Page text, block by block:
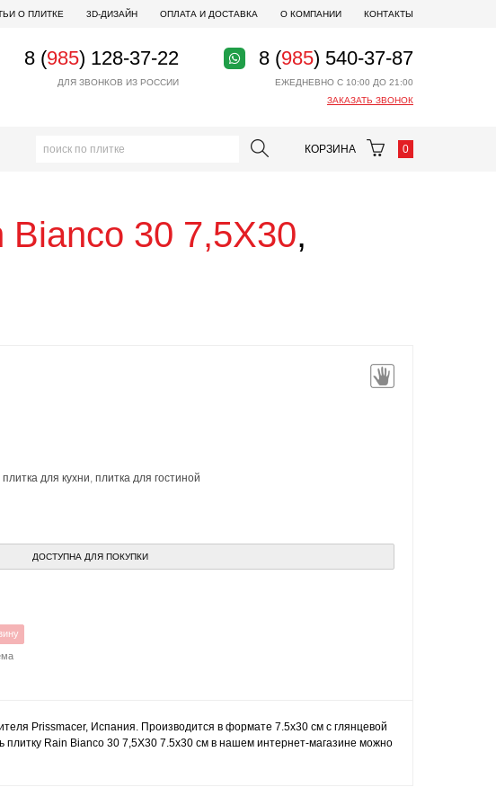
О ПЛИТКЕ 3D-ДИЗАЙН ОПЛАТА И ДОСТАВКА О КОМПАНИИ КОНТАКТЫ
8 (985) 128-37-22
ДЛЯ ЗВОНКОВ ИЗ РОССИИ
8 (985) 540-37-87
ЕЖЕДНЕВНО С 10:00 ДО 21:00
ЗАКАЗАТЬ ЗВОНОК
КОРЗИНА 0
Bianco 30 7,5X30,
плитка для кухни, плитка для гостиной
ДОСТУПНА ДЛЯ ПОКУПКИ
Prissmacer, Испания. Производится в формате 7.5x30 см с глянцевой
Rain Bianco 30 7,5X30 7.5x30 см в нашем интернет-магазине можно